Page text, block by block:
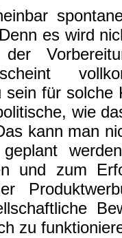
es wird
sein für solche
wie
kann man
und zum
zu